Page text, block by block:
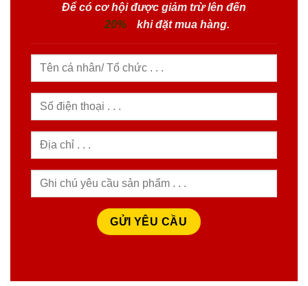
Để có cơ hội được giảm trừ lên đến
20%
khi đặt mua hàng.